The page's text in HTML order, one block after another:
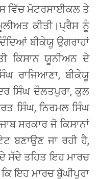
ਵਿੱਚ ਮੋਟਰਸਾਈਕਲ ਤੇ
ਕੀਤੀ।ਪ੍ਰੈਸ ਨੂੰ
ਬੀਕੇਯੂ ਉਗਰਾਹਾਂ
ਕਿਸਾਨ ਯੂਨੀਅਨ ਦੇ
ਰਾਜਿਆਣਾ, ਬੀਕੇਯੂ
ਸਿੰਘ ਦੌਲਤਪੁਰਾ, ਕੁਲ
ਸਿੰਘ, ਨਿਰਮਲ ਸਿੰਘ
ਸਰਕਾਰ ਜੋ ਕਿਸਾਨਾਂ
ਬਣਾਉਣ ਜਾ ਰਹੀ ਹੈ,
ਸੱਦੇ ਤਹਿਤ ਇਹ ਮਾਰਚ
ਇਹ ਮਾਰਚ ਬੁੱਘੀਪੁਰਾ